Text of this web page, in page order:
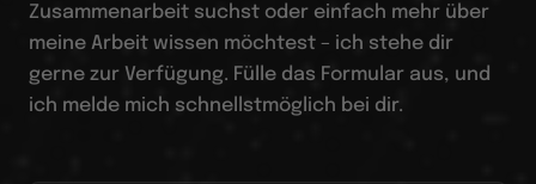
Zusammenarbeit suchst oder einfach mehr über
meine Arbeit wissen möchtest – ich stehe dir
gerne zur Verfügung. Fülle das Formular aus, und
ich melde mich schnellstmöglich bei dir.